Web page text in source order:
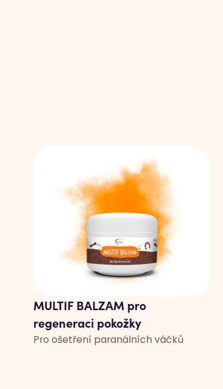
MULTIF BALZAM pro
regeneraci pokožky
Pro ošetření paranálních váčků